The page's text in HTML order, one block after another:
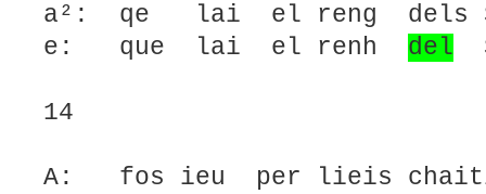
a²: qe lai el reng dels
e: que lai el renh del
14
A: fos ieu per lieis